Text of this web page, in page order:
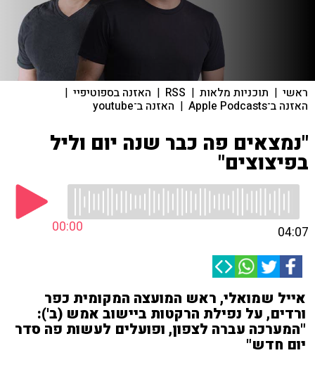
ראשי | תוכניות מלאות |
RSS
| האזנה בספוטיפיי |
האזנה ב־Apple Podcasts | האזנה ב־youtube
"נמצאים פה כבר שנה יום וליל
בפיצוצים"
00:00 04:07
אייל שמואלי, ראש המועצה המקומית כפר
ורדים, על נפילת הרקטות ביישוב אמש (ב'):
"המערכה עברה לצפון, ופועלים לעשות פה סדר
יום חדש"